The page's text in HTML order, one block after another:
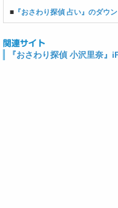
■ 『おさわり探偵 占い』のダウ
『おさわり探偵 小沢里奈